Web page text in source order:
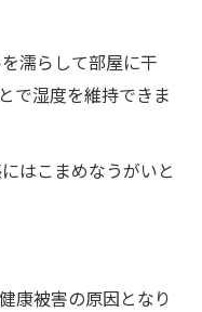
濡らして部屋に干
で湿度を維持できま
はこまめなうがいと
康被害の原因となり